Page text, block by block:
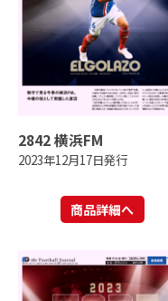
2842 横浜FM
2023年12月17日発行
商品詳細へ